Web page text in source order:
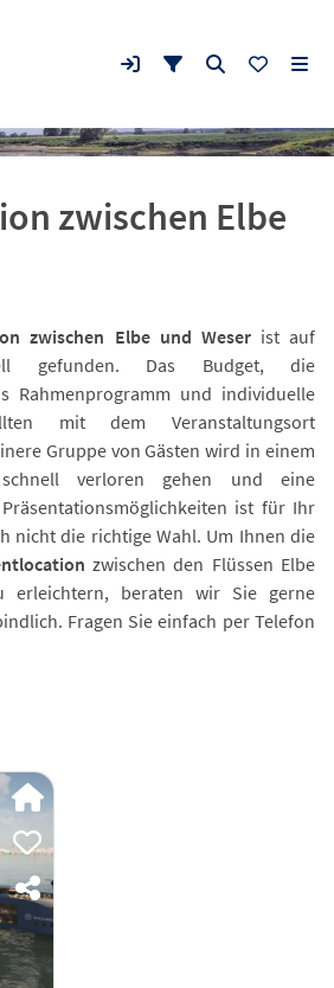
zwischen Elbe
zwischen Elbe und Weserist auf
gefunden. Das Budget, die
Rahmenprogramm und individuelle
mit dem Veranstaltungsort
Gruppe von Gästen wird in einem
verloren gehen und eine
ist für Ihr
nicht die richtige Wahl. Um Ihnen die
zwischen den Flüssen Elbe
erleichtern, beraten wir Sie gerne
Fragen Sie einfach per Telefon